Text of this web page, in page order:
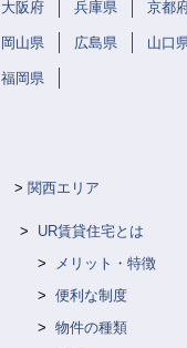
大阪府 兵庫県 京都
岡山県 広島県 山口
福岡県
関西エリア
UR賃貸住宅とは
メリット・特徴
便利な制度
物件の種類